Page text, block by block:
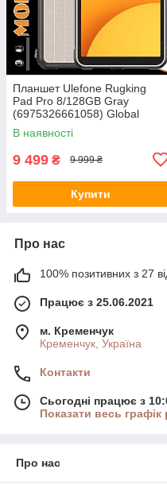
Планшет Ulefone Rugking
Pad Pro 8/128GB Gray
(6975326661058) Global
version
В наявності
9 499 ₴ 9 999 ₴
Купити
Про нас
100% позитивних з 27
Працює з 25.06.2021
м. Кременчук
Кременчук, Україна
Контакти
Сьогодні працює з
Показати весь графік
Про нас